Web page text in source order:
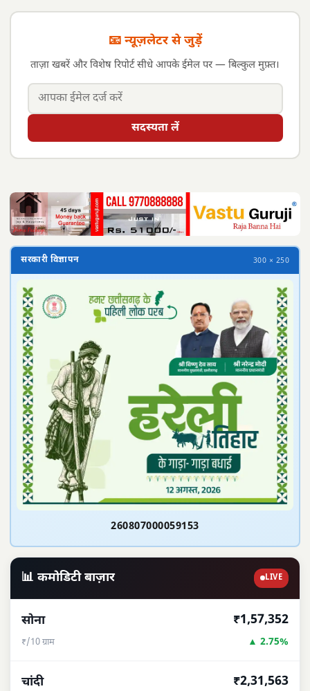
📧 न्यूज़लेटर से जुड़ें
ताज़ा खबरें और विशेष रिपोर्ट सीधे आपके ईमेल पर — बिल्कुल मुफ़्त।
सदस्यता लें
सरकारी विज्ञापन 300 × 250
260807000059153
📊 कमोडिटी बाज़ार LIVE
सोना
₹/10 ग्राम
₹1,57,352
▲ 2.75%
चांदी ₹2,31,563